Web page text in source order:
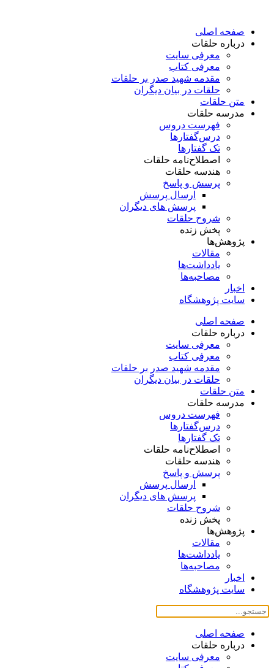
محتوا
صفحه اصلی
درباره حلقات
معرفی سایت
معرفی کتاب
مقدمه شهید صدر بر حلقات
حلقات در بیان دیگران
متن حلقات
مدرسه حلقات
فهرست دروس
درس‌گفتار‌ها
تک گفتارها
اصطلاح‌نامه حلقات
هندسه حلقات
پرسش و پاسخ
ارسال پرسش
پرسش های دیگران
شروح حلقات
پخش زنده
پژوهش‌ها
مقالات
یادداشت‌ها
مصاحبه‌ها
اخبار
سایت پژوهشگاه
صفحه اصلی
درباره حلقات
معرفی سایت
معرفی کتاب
مقدمه شهید صدر بر حلقات
حلقات در بیان دیگران
متن حلقات
مدرسه حلقات
فهرست دروس
درس‌گفتار‌ها
تک گفتارها
اصطلاح‌نامه حلقات
هندسه حلقات
پرسش و پاسخ
ارسال پرسش
پرسش های دیگران
شروح حلقات
پخش زنده
پژوهش‌ها
مقالات
یادداشت‌ها
مصاحبه‌ها
اخبار
سایت پژوهشگاه
صفحه اصلی
درباره حلقات
معرفی سایت